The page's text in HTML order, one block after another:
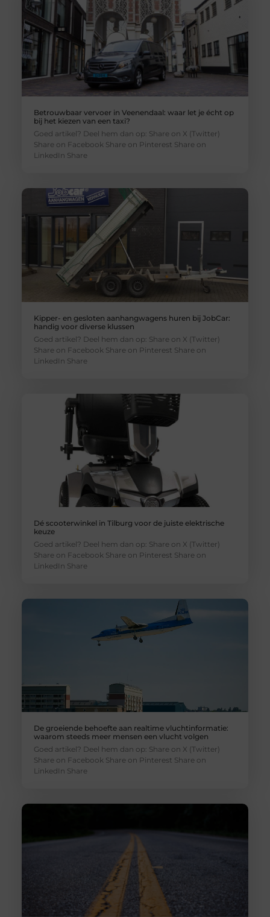
Betrouwbaar vervoer in Veenendaal: waar let je écht op
bij het kiezen van een taxi?
Goed artikel? Deel hem dan op: Share on X (Twitter)
Share on Facebook Share on Pinterest Share on
LinkedIn Share
Kipper- en gesloten aanhangwagens huren bij JobCar:
handig voor diverse klussen
Goed artikel? Deel hem dan op: Share on X (Twitter)
Share on Facebook Share on Pinterest Share on
LinkedIn Share
Dé scooterwinkel in Tilburg voor de juiste elektrische
keuze
Goed artikel? Deel hem dan op: Share on X (Twitter)
Share on Facebook Share on Pinterest Share on
LinkedIn Share
De groeiende behoefte aan realtime vluchtinformatie:
waarom steeds meer mensen een vlucht volgen
Goed artikel? Deel hem dan op: Share on X (Twitter)
Share on Facebook Share on Pinterest Share on
LinkedIn Share